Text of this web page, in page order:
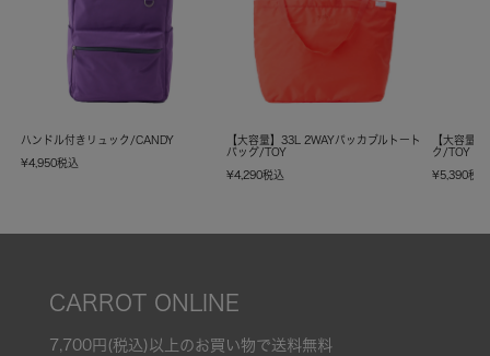
ハンドル付きリュック/CANDY
¥4,950税込
【大容量】33L 2WAYパッカブルトート
バッグ/TOY
¥4,290税込
【大容量
ク/TOY
¥5,390税込
CARROT ONLINE
7,700円(税込)以上のお買い物で送料無料